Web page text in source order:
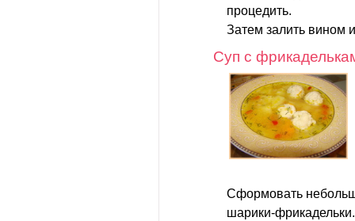
процедить.
Затем залить вином
Суп с
Сформовать
шарики-фрикадельки.